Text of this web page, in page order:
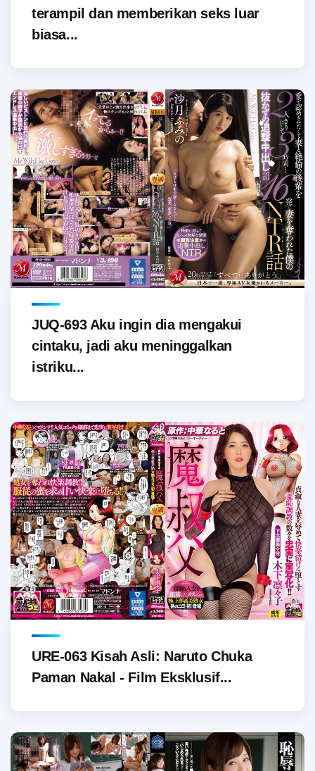
terampil dan memberikan seks luar
biasa...
JUQ-693 Aku ingin dia mengakui
cintaku, jadi aku meninggalkan
istriku...
URE-063 Kisah Asli: Naruto Chuka
Paman Nakal - Film Eksklusif...